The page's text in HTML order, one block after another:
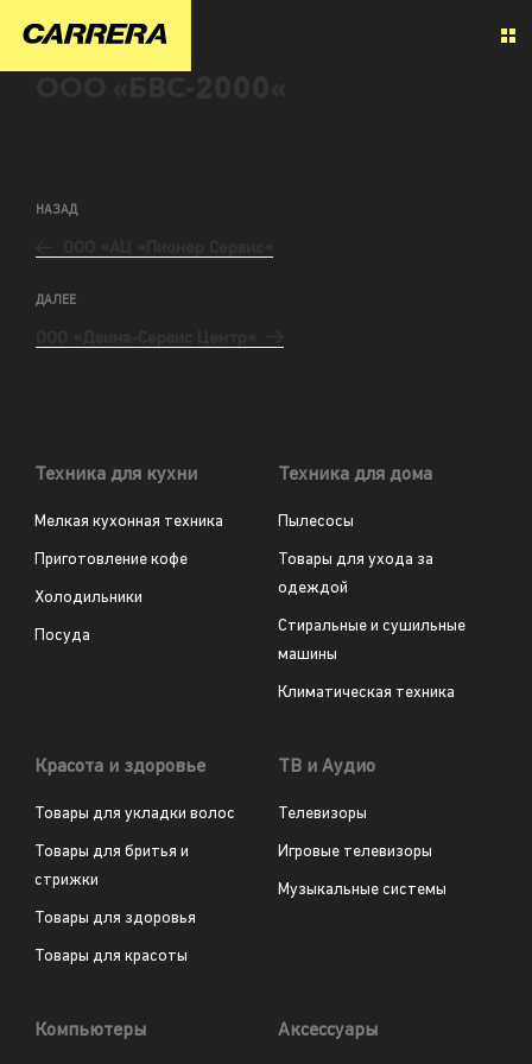
НАЗАД
ДАЛЕЕ
Техника для кухни
Мелкая кухонная техника
Приготовление кофе
Холодильники
Посуда
Техника для дома
Пылесосы
Товары для ухода за
одеждой
Стиральные и сушильные
машины
Климатическая техника
Красота и здоровье
Товары для укладки волос
Товары для бритья и
стрижки
Товары для здоровья
Товары для красоты
ТВ и Аудио
Телевизоры
Игровые телевизоры
Музыкальные системы
Компьютеры Аксессуары